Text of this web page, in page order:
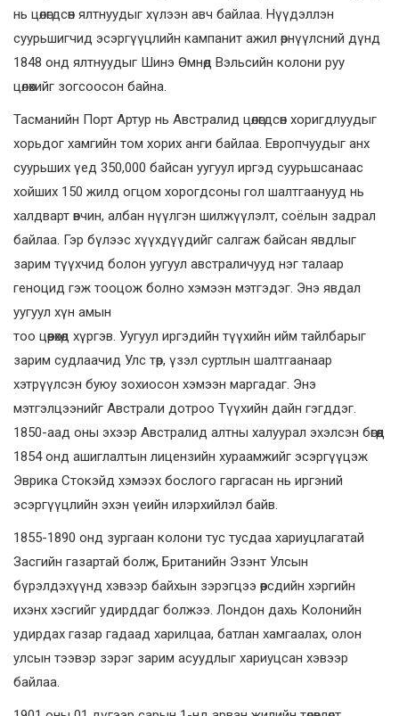
нь цөлөгдсөн ялтнуудыг хүлээн авч байлаа. Нүүдэллэн
суурьшигчид эсэргүүцлийн кампанит ажил өрнүүлсний дүнд
1848 онд ялтнуудыг Шинэ Өмнөд Вэльсийн колони руу
цөлөхийг зогсоосон байна.
Тасманийн Порт Артур нь Австралид цөлөгдсөн хоригдлуудыг
хорьдог хамгийн том хорих анги байлаа. Европчуудыг анх
суурьших үед 350,000 байсан уугуул иргэд суурьшсанаас
хойших 150 жилд огцом хорогдсоны гол шалтгаанууд нь
халдварт өвчин, албан нүүлгэн шилжүүлэлт, соёлын задрал
байлаа. Гэр бүлээс хүүхдүүдийг салгаж байсан явдлыг
зарим түүхчид болон уугуул австраличууд нэг талаар
геноцид гэж тооцож болно хэмээн мэтгэдэг. Энэ явдал
уугуул хүн амын
тоо цөөрөхөд хүргэв. Уугуул иргэдийн түүхийн ийм тайлбарыг
зарим судлаачид Улс төр, үзэл суртлын шалтгаанаар
хэтрүүлсэн буюу зохиосон хэмээн маргадаг. Энэ
мэтгэлцээнийг Австрали дотроо Түүхийн дайн гэгддэг.
1850-аад оны эхээр Австралид алтны халуурал эхэлсэн бөгөөд
1854 онд ашиглалтын лицензийн хураамжийг эсэргүүцэж
Эврика Стокэйд хэмээх бослого гаргасан нь иргэний
эсэргүүцлийн эхэн үеийн илэрхийлэл байв.
1855-1890 онд зургаан колони тус тусдаа хариуцлагатай
Засгийн газартай болж, Британийн Эзэнт Улсын
бүрэлдэхүүнд хэвээр байхын зэрэгцээ өөрсдийн хэргийн
ихэнх хэсгийг удирддаг болжээ. Лондон дахь Колонийн
удирдах газар гадаад харилцаа, батлан хамгаалах, олон
улсын тээвэр зэрэг зарим асуудлыг хариуцсан хэвээр
байлаа.